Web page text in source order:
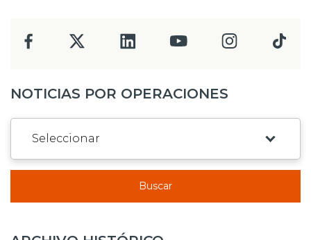
NOTICIAS POR OPERACIONES
Buscar